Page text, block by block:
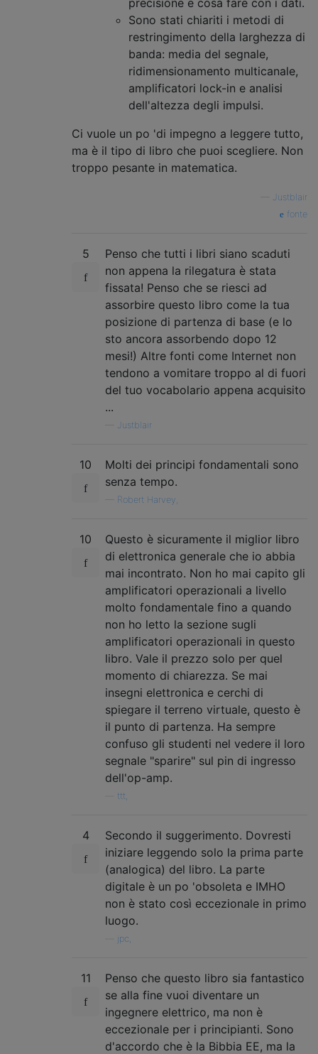
precisione e cosa fare con i dati.
Sono stati chiariti i metodi di
restringimento della larghezza di
banda: media del segnale,
ridimensionamento multicanale,
amplificatori lock-in e analisi
dell'altezza degli impulsi.
Ci vuole un po 'di impegno a leggere tutto,
ma è il tipo di libro che puoi scegliere. Non
troppo pesante in matematica.
Justblair
fonte
5
Penso che tutti i libri siano scaduti
non appena la rilegatura è stata
fissata! Penso che se riesci ad
assorbire questo libro come la tua
posizione di partenza di base (e lo
sto ancora assorbendo dopo 12
mesi!) Altre fonti come Internet non
tendono a vomitare troppo al di fuori
del tuo vocabolario appena acquisito
...
Justblair
10
Molti dei principi fondamentali sono
senza tempo.
Robert Harvey,
10
Questo è sicuramente il miglior libro
di elettronica generale che io abbia
mai incontrato. Non ho mai capito gli
amplificatori operazionali a livello
molto fondamentale fino a quando
non ho letto la sezione sugli
amplificatori operazionali in questo
libro. Vale il prezzo solo per quel
momento di chiarezza. Se mai
insegni elettronica e cerchi di
spiegare il terreno virtuale, questo è
il punto di partenza. Ha sempre
confuso gli studenti nel vedere il loro
segnale "sparire" sul pin di ingresso
dell'op-amp.
ttt,
4
Secondo il suggerimento. Dovresti
iniziare leggendo solo la prima parte
(analogica) del libro. La parte
digitale è un po 'obsoleta e IMHO
non è stato così eccezionale in primo
luogo.
jpc,
11
Penso che questo libro sia fantastico
se alla fine vuoi diventare un
ingegnere elettrico, ma non è
eccezionale per i principianti. Sono
d'accordo che è la Bibbia EE, ma la